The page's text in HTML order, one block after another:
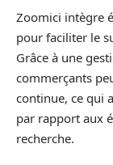
Zoomici intègre
pour faciliter le
Grâce à une
commerçants
continue, ce qui
par rapport aux
recherche.